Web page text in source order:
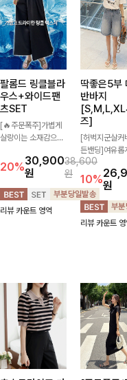
팔롬드 링클블라
우스+와이드팬
츠SET
[🔥주문폭주]가볍게
살랑이는 소재감으로
입어지는 블라우스
+팬츠 세트 🖤 허리
밴딩 디테일로 편안하
면서도 자연스럽게 라
인 잡아주어 꾸안꾸
20%30,900
원
38,600
원
리뷰 카운트 영역
딱좋은5부
반바지
[S,M,L,XL
즈]
[허벅지군살커
든밴딩]여유롭
지는 와이드핏
없는 5부 기장
안하게 즐기기
데님 팬츠 ✨
한 워싱감이
캐주얼하면서도
10%원
리뷰 카운트 영